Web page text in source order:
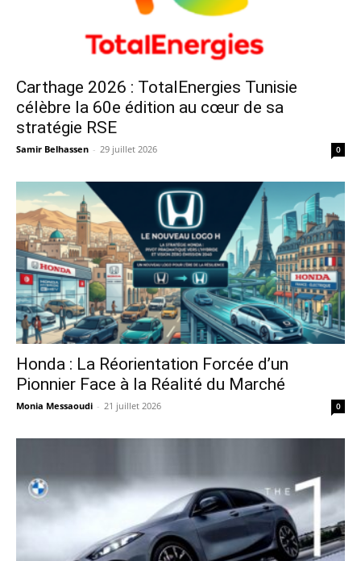
Carthage 2026 : TotalEnergies Tunisie
célèbre la 60e édition au cœur de sa
stratégie RSE
Samir Belhassen - 29 juillet 2026 0
Honda : La Réorientation Forcée d’un
Pionnier Face à la Réalité du Marché
Monia Messaoudi - 21 juillet 2026 0